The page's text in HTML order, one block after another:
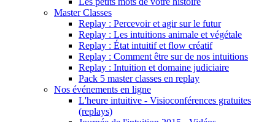
Master Classes
Replay : Percevoir et agir sur le futur
Replay : Les intuitions animale et végétale
Replay : État intuitif et flow créatif
Replay : Comment être sur de nos intuitions
Replay : Intuition et domaine judiciaire
Pack 5 master classes en replay
Nos événements en ligne
L'heure intuitive - Visioconférences gratuites
(replays)